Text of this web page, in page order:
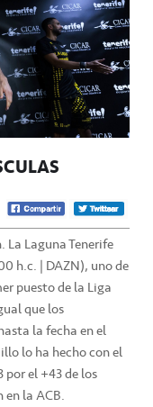
Laguna Tenerife
h.c. | DAZN), uno de
puesto de la Liga
que los
la fecha en el
lo ha hecho con el
el +43 de los
la ACB.